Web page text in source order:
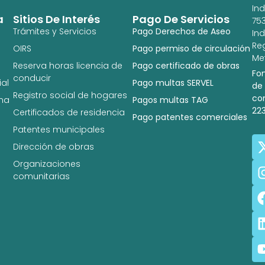
Pago De Servicios
Pago Derechos de Aseo
Pago permiso de circulación
Pago certificado de obras
Pago multas SERVEL
Pagos multas TAG
Pago patentes comerciales
Sitios De Interés
Trámites y Servicios
OIRS
Reserva horas licencia de
conducir
Registro social de hogares
Certificados de residencia
Patentes municipales
Dirección de obras
Organizaciones
comunitarias
de